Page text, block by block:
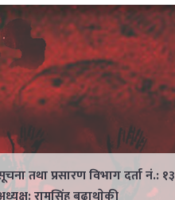
तथा प्रसारण विभाग दर्ता नं.: